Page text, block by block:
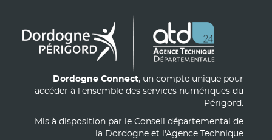
Dordogne Connect, un compte unique pour
accéder à l'ensemble des services numériques du
Périgord.
Mis à disposition par le Conseil départemental de
la Dordogne et l'Agence Technique